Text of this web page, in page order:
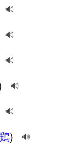
🔊
🔊
🔊
🔊
🔊
) 🔊